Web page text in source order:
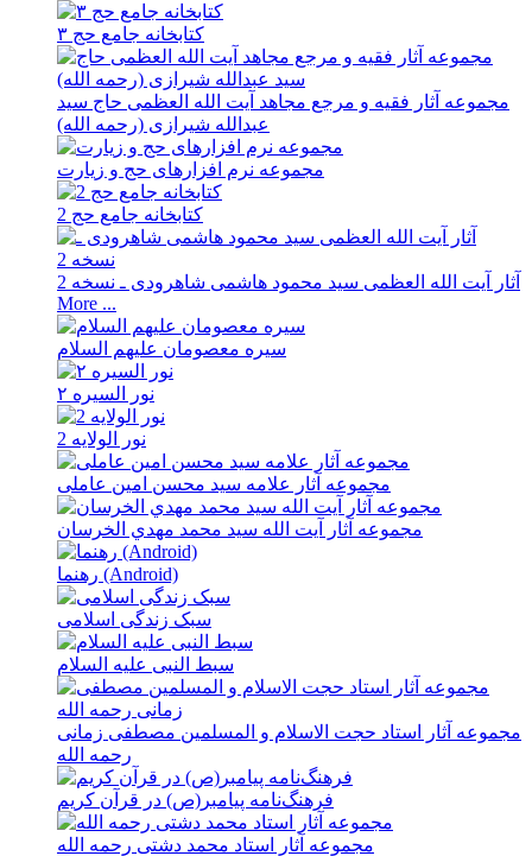
کتابخانه جامع حج ۳
مجموعه آثار فقیه و مرجع مجاهد آیت الله العظمی حاج سید
عبدالله شیرازی (رحمه الله)
مجموعه نرم افزارهای حج و زیارت
کتابخانه جامع حج 2
آثار آیت الله العظمی سید محمود هاشمی شاهرودی ـ نسخه 2
More ...
سیره معصومان علیهم السلام
نور السیره ۲
نور الولایه 2
مجموعه آثار علامه سید محسن امین عاملی
مجموعه آثار آيت الله سيد محمد مهدي الخرسان
رهنما (Android)
سبک زندگى اسلامى
سبط النبی علیه السلام
مجموعه آثار استاد حجت الاسلام و المسلمین مصطفی زمانی
رحمه الله
فرهنگ‌نامه پیامبر(ص) در قرآن کریم
مجموعه آثار استاد محمد دشتی رحمه الله